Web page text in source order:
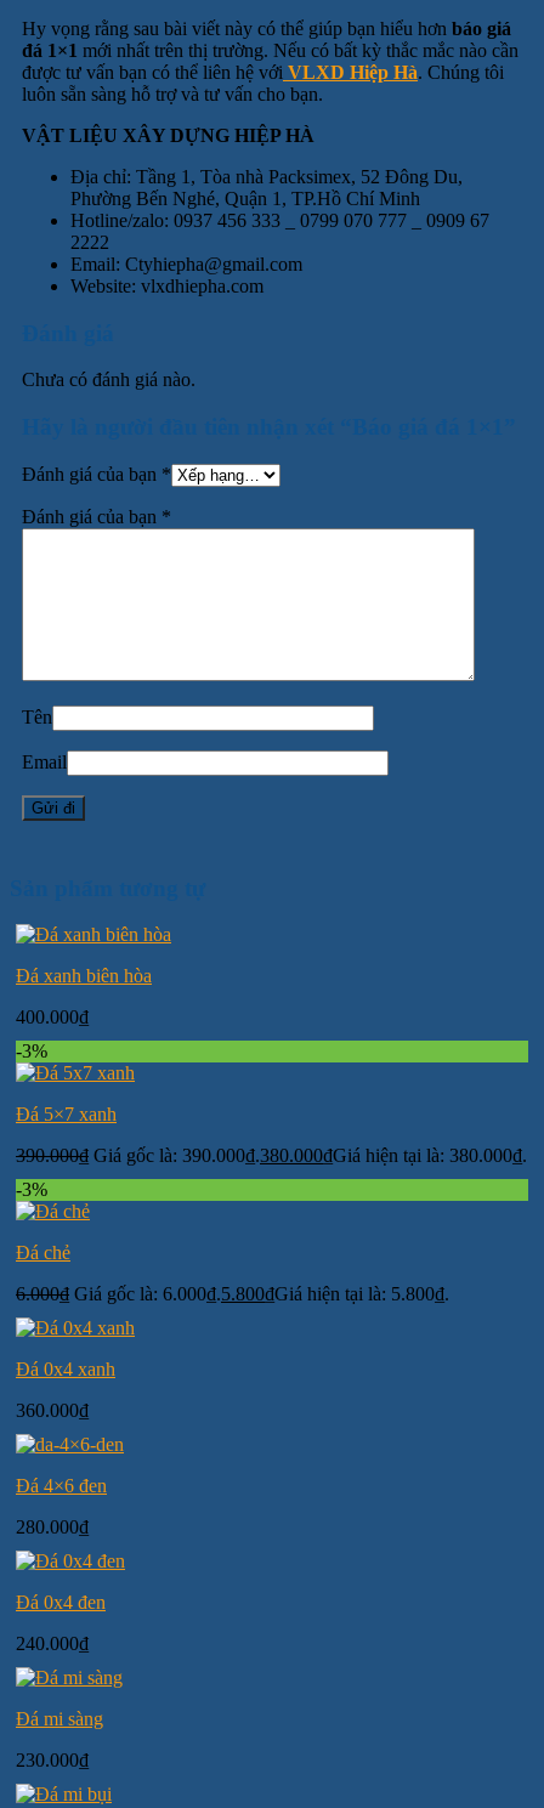
Hy vọng rằng sau bài viết này có thể giúp bạn hiểu hơn báo giá
đá 1×1 mới nhất trên thị trường. Nếu có bất kỳ thắc mắc nào cần
được tư vấn bạn có thể liên hệ với VLXD Hiệp Hà. Chúng tôi
luôn sẵn sàng hỗ trợ và tư vấn cho bạn.
VẬT LIỆU XÂY DỰNG HIỆP HÀ
Địa chỉ: Tầng 1, Tòa nhà Packsimex, 52 Đông Du,
Phường Bến Nghé, Quận 1, TP.Hồ Chí Minh
Hotline/zalo: 0937 456 333 _ 0799 070 777 _ 0909 67
2222
Email: Ctyhiepha@gmail.com
Website: vlxdhiepha.com
Chưa có đánh giá nào.
Đánh giá của bạn *
Đánh giá của bạn *
Tên
Email
Đá xanh biên hòa
400.000₫
-3%
Đá 5×7 xanh
390.000₫ Giá gốc là: 390.000₫.380.000₫Giá hiện tại là: 380.000₫.
-3%
Đá chẻ
6.000₫ Giá gốc là: 6.000₫.5.800₫Giá hiện tại là: 5.800₫.
Đá 0x4 xanh
360.000₫
Đá 4×6 đen
280.000₫
Đá 0x4 đen
240.000₫
Đá mi sàng
230.000₫